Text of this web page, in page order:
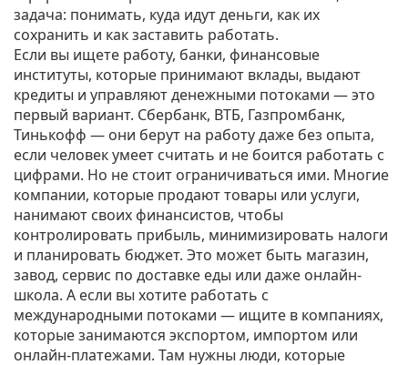
задача: понимать, куда идут деньги, как их
сохранить и как заставить работать.
Если вы ищете работу, банки, финансовые
институты, которые принимают вклады, выдают
кредиты и управляют денежными потоками — это
первый вариант. Сбербанк, ВТБ, Газпромбанк,
Тинькофф — они берут на работу даже без опыта,
если человек умеет считать и не боится работать с
цифрами. Но не стоит ограничиваться ими. Многие
компании, которые продают товары или услуги,
нанимают своих финансистов, чтобы
контролировать прибыль, минимизировать налоги
и планировать бюджет. Это может быть магазин,
завод, сервис по доставке еды или даже онлайн-
школа. А если вы хотите работать с
международными потоками — ищите в компаниях,
которые занимаются экспортом, импортом или
онлайн-платежами. Там нужны люди, которые